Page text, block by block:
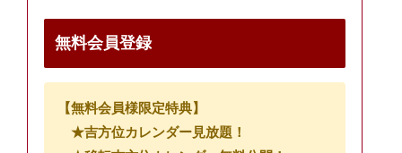
無料会員登録
【無料会員様限定特典】
★吉方位カレンダー見放題！